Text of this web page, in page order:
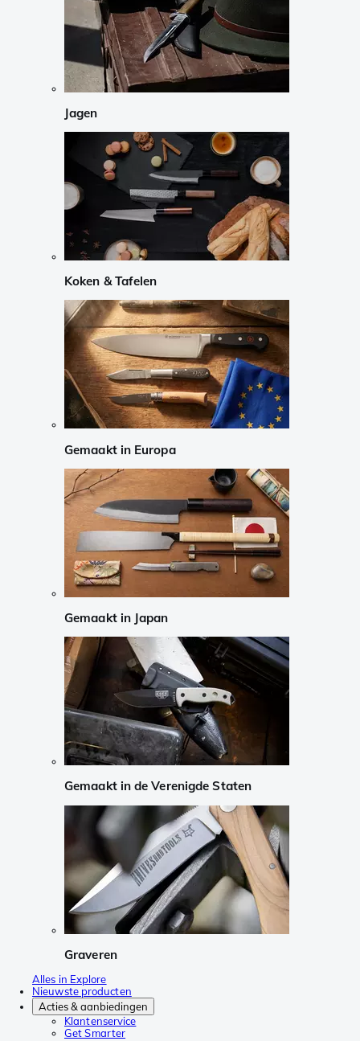
Jagen
Koken & Tafelen
Gemaakt in Europa
Gemaakt in Japan
Gemaakt in de Verenigde Staten
Graveren
Alles in Explore
Nieuwste producten
Acties & aanbiedingen
Klantenservice
Get Smarter